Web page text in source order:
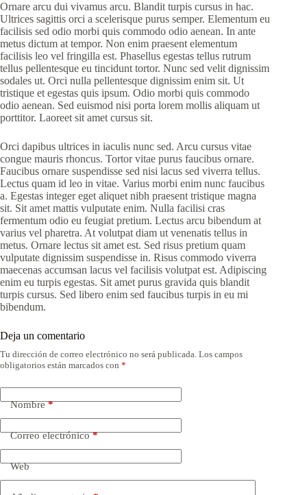
Ornare arcu dui vivamus arcu. Blandit turpis cursus in hac.
Ultrices sagittis orci a scelerisque purus semper. Elementum eu
facilisis sed odio morbi quis commodo odio aenean. In ante
metus dictum at tempor. Non enim praesent elementum
facilisis leo vel fringilla est. Phasellus egestas tellus rutrum
tellus pellentesque eu tincidunt tortor. Nunc sed velit dignissim
sodales ut. Orci nulla pellentesque dignissim enim sit. Ut
tristique et egestas quis ipsum. Odio morbi quis commodo
odio aenean. Sed euismod nisi porta lorem mollis aliquam ut
porttitor. Laoreet sit amet cursus sit.
Orci dapibus ultrices in iaculis nunc sed. Arcu cursus vitae
congue mauris rhoncus. Tortor vitae purus faucibus ornare.
Faucibus ornare suspendisse sed nisi lacus sed viverra tellus.
Lectus quam id leo in vitae. Varius morbi enim nunc faucibus
a. Egestas integer eget aliquet nibh praesent tristique magna
sit. Sit amet mattis vulputate enim. Nulla facilisi cras
fermentum odio eu feugiat pretium. Lectus arcu bibendum at
varius vel pharetra. At volutpat diam ut venenatis tellus in
metus. Ornare lectus sit amet est. Sed risus pretium quam
vulputate dignissim suspendisse in. Risus commodo viverra
maecenas accumsan lacus vel facilisis volutpat est. Adipiscing
enim eu turpis egestas. Sit amet purus gravida quis blandit
turpis cursus. Sed libero enim sed faucibus turpis in eu mi
bibendum.
Deja un comentario
Tu dirección de correo electrónico no será publicada. Los campos
obligatorios están marcados con *
Nombre*
Correo electrónico*
Web